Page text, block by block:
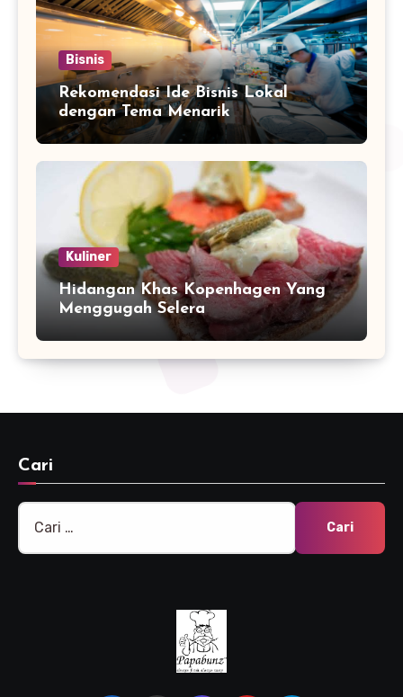
Bisnis
Rekomendasi Ide Bisnis Lokal
dengan Tema Menarik
Kuliner
Hidangan Khas Kopenhagen Yang
Menggugah Selera
Cari
Cari
untuk: